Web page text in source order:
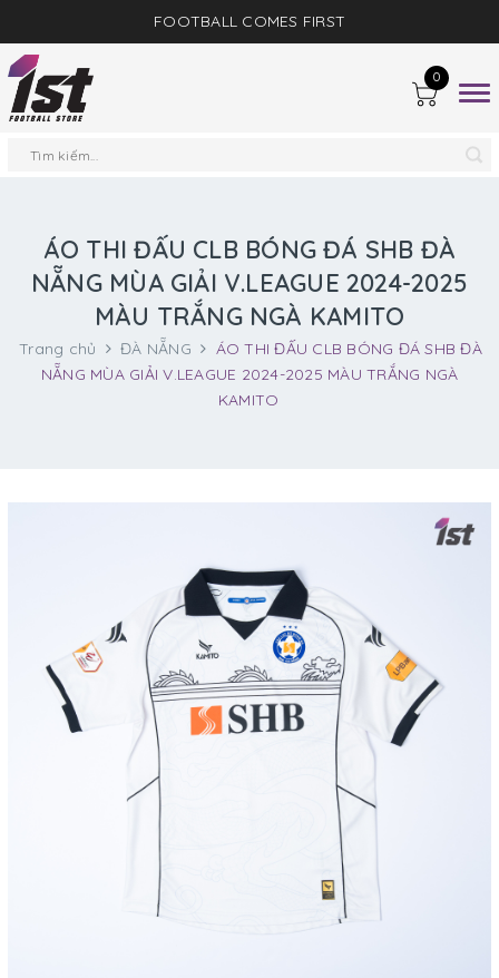
FOOTBALL COMES FIRST
0
ÁO THI ĐẤU CLB BÓNG ĐÁ SHB ĐÀ
NẴNG MÙA GIẢI V.LEAGUE 2024-2025
MÀU TRẮNG NGÀ KAMITO
Trang chủ ĐÀ NẴNG
ÁO THI ĐẤU CLB BÓNG ĐÁ SHB ĐÀ
NẴNG MÙA GIẢI V.LEAGUE 2024-2025 MÀU TRẮNG NGÀ
KAMITO